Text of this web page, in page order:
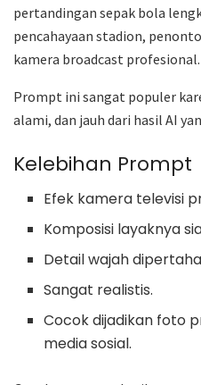
pertandingan sepak bola
pencahayaan stadion,
kamera broadcast profesional.
Prompt ini sangat populer
alami, dan jauh dari hasil AI
Kelebihan Prompt
Efek kamera televisi
Komposisi layaknya
Detail wajah
Sangat realistis.
Cocok dijadikan foto
media sosial.